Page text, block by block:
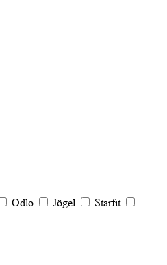
Odlo Jögel
Starfit